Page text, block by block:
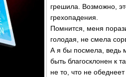
грешила. Возможно,
грехопадения.
Помнится, меня
голодая, не смела
А я бы посмела, ведь
быть благосклонен к
не то, что не